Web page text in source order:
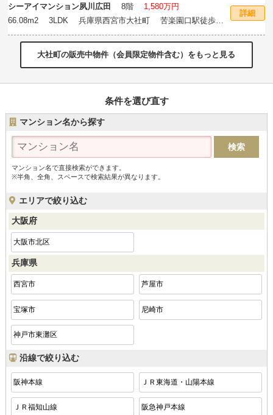
シーアイマンション夙川広田 8階 1,580万円
66.08m2 3LDK 兵庫県西宮市大社町 苦楽園口駅徒歩15
分
詳細
大社町の販売中物件（会員限定物件含む）をもっと見る
条件を選び直す
マンション名から探す
マンション名で直接検索ができます。
※半角、全角、スペースで検索結果が異なります。
エリアで絞り込む
大阪府
大阪市北区
兵庫県
西宮市 芦屋市
宝塚市 尼崎市
神戸市東灘区
沿線で絞り込む
阪神本線 ＪＲ東海道・山陽本線
ＪＲ福知山線 阪急神戸本線